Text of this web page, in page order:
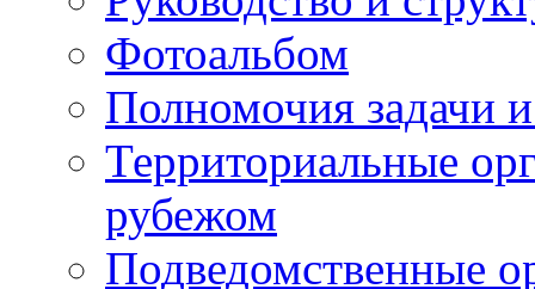
Фотоальбом
Полномочия задачи
Территориальные
рубежом
Подведомственные